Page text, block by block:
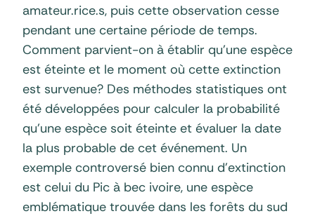
amateur.rice.s, puis cette observation cesse
pendant une certaine période de temps.
Comment parvient-on à établir qu’une espèce
est éteinte et le moment où cette extinction
est survenue? Des méthodes statistiques ont
été développées pour calculer la probabilité
qu’une espèce soit éteinte et évaluer la date
la plus probable de cet événement. Un
exemple controversé bien connu d’extinction
est celui du Pic à bec ivoire, une espèce
emblématique trouvée dans les forêts du sud